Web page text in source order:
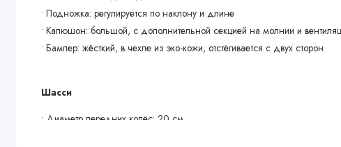
• Подножка: регулируется по наклону и длине
• Капюшон: большой, с дополнительной секцией на молнии и
• Бампер: жёсткий, в чехле из эко-кожи, отстёгивается с двух сторон
Шасси
• Диаметр передних колёс: 20 см